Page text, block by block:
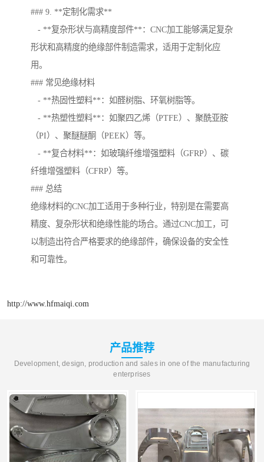
### 9. **定制化需求**
- **复杂形状与高精度部件**：CNC加工能够满足复杂
形状和高精度的绝缘部件制造需求，适用于定制化应
用。
### 常见绝缘材料
- **热固性塑料**：如醛树脂、环氧树脂等。
- **热塑性塑料**：如聚四乙烯（PTFE）、聚酰亚胺
（PI）、聚醚醚酮（PEEK）等。
- **复合材料**：如玻璃纤维增强塑料（GFRP）、碳
纤维增强塑料（CFRP）等。
### 总结
绝缘材料的CNC加工适用于多种行业，特别是在需要高
精度、复杂形状和绝缘性能的场合。通过CNC加工，可
以制造出符合严格要求的绝缘部件，确保设备的安全性
和可靠性。
http://www.hfmaiqi.com
产品推荐
Development, design, production and sales in one of the manufacturing
enterprises